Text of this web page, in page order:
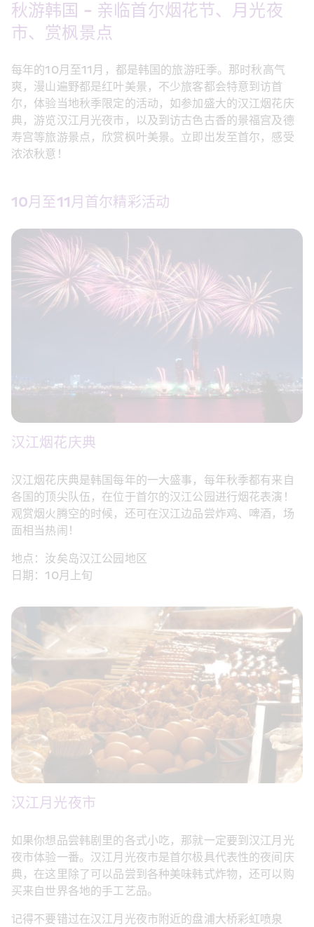
秋游韩国 - 亲临首尔烟花节、月光夜
市、赏枫景点
每年的10月至11月，都是韩国的旅游旺季。那时秋高气
爽，漫山遍野都是红叶美景，不少旅客都会特意到访首
尔，体验当地秋季限定的活动，如参加盛大的汉江烟花庆
典，游览汉江月光夜市，以及到访古色古香的景福宫及德
寿宫等旅游景点，欣赏枫叶美景。立即出发至首尔，感受
浓浓秋意！
10月至11月首尔精彩活动
汉江烟花庆典
汉江烟花庆典是韩国每年的一大盛事，每年秋季都有来自
各国的顶尖队伍，在位于首尔的汉江公园进行烟花表演！
观赏烟火腾空的时候，还可在汉江边品尝炸鸡、啤酒，场
面相当热闹！
地点：汝矣岛汉江公园地区
日期：10月上旬
汉江月光夜市
如果你想品尝韩剧里的各式小吃，那就一定要到汉江月光
夜市体验一番。汉江月光夜市是首尔极具代表性的夜间庆
典，在这里除了可以品尝到各种美味韩式炸物，还可以购
买来自世界各地的手工艺品。
记得不要错过在汉江月光夜市附近的盘浦大桥彩虹喷泉